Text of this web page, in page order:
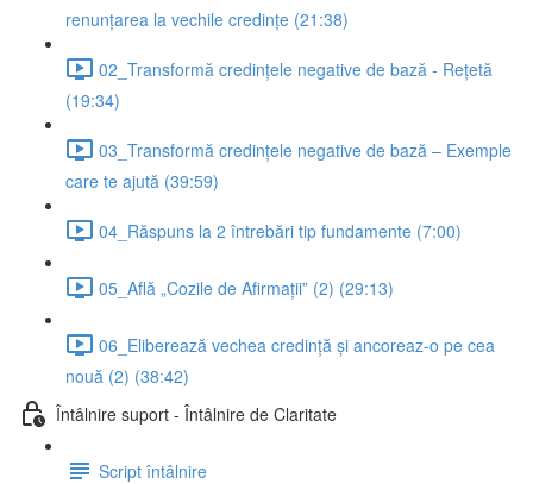
renunțarea la vechile credințe (21:38)
02_Transformă credințele negative de bază - Rețetă
(19:34)
03_Transformă credințele negative de bază – Exemple
care te ajută (39:59)
04_Răspuns la 2 întrebări tip fundamente (7:00)
05_Află „Cozile de Afirmații” (2) (29:13)
06_Eliberează vechea credință și ancoreaz-o pe cea
nouă (2) (38:42)
Întâlnire suport - Întâlnire de Claritate
Script întâlnire